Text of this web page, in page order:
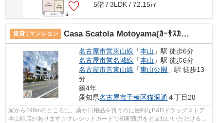
5階 / 3LDK / 72.15㎡
賃貸 | マンション Casa Scatola Motoyama(ｶｰｻｽｶｰﾄﾗﾓﾄﾔﾏ)
名古屋市営東山線 「本山 」駅 徒歩6分
名古屋市営名城線 「本山 」駅 徒歩6分
名古屋市営東山線 「東山公園 」駅 徒歩13
分
築4年
愛知県名古屋市千種区猫洞通 ４丁目28
家から496mのところに、薬や日用品を買うのに便利なB&Dドラッグストア
本山駅店があります☆クレジットカードで初期費用をお支払いいただける物